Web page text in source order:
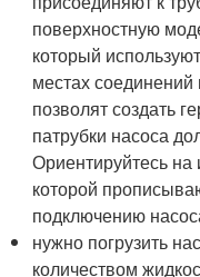
поверхностную
который
местах
позволят создать
патрубки насоса
Ориентируйтесь на
которой
подключению
нужно погрузить
количеством